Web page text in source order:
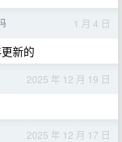
1 月 4 日
新的
2025 年 12 月 19 日
2025 年 12 月 17 日